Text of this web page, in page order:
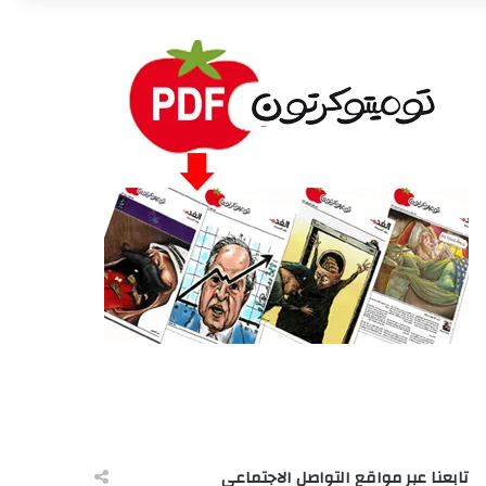
تابعنا عبر مواقع التواصل الاجتماعى